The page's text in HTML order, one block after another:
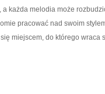
a każda melodia może
pracować nad swoim
miejscem, do którego